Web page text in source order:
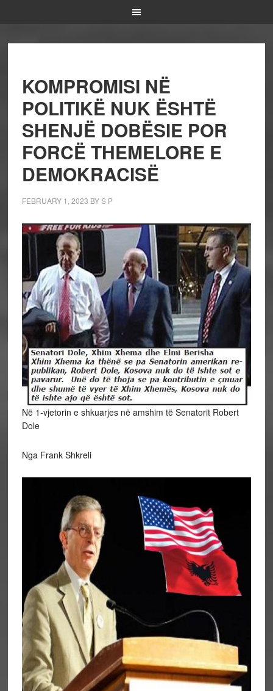
KOMPROMISI NË
POLITIKË NUK ËSHTË
SHENJË DOBËSIE POR
FORCË THEMELORE E
DEMOKRACISË
FEBRUARY 1, 2023 BYS P
Në 1-vjetorin e shkuarjes në amshim të Senatorit Robert
Dole
Nga Frank Shkreli